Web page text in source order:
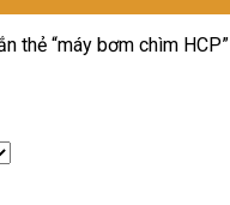
thẻ “máy bơm chìm HCP”